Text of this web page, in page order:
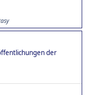
der